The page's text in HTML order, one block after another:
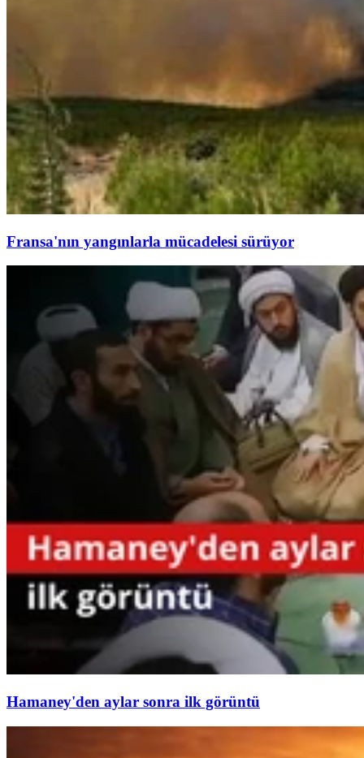
Fransa'nın yangınlarla mücadelesi sürüyor
Hamaney'den aylar sonra ilk görüntü